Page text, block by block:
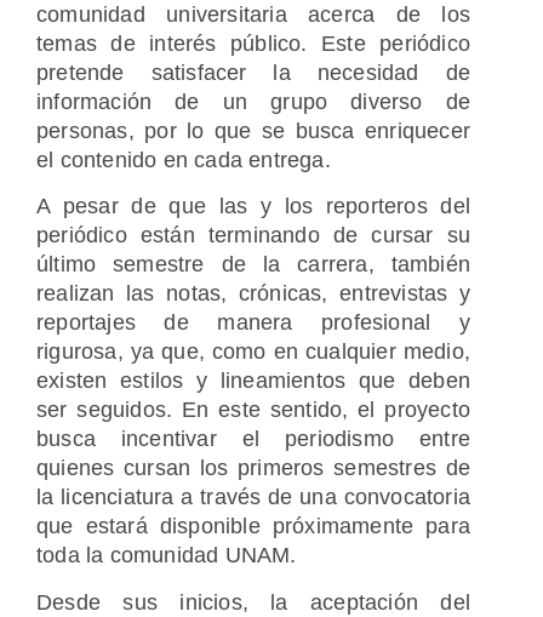
comunidad universitaria acerca de los
temas de interés público. Este periódico
pretende satisfacer la necesidad de
información de un grupo diverso de
personas, por lo que se busca enriquecer
el contenido en cada entrega.
A pesar de que las y los reporteros del
periódico están terminando de cursar su
último semestre de la carrera, también
realizan las notas, crónicas, entrevistas y
reportajes de manera profesional y
rigurosa, ya que, como en cualquier medio,
existen estilos y lineamientos que deben
ser seguidos. En este sentido, el proyecto
busca incentivar el periodismo entre
quienes cursan los primeros semestres de
la licenciatura a través de una convocatoria
que estará disponible próximamente para
toda la comunidad UNAM.
Desde sus inicios, la aceptación del